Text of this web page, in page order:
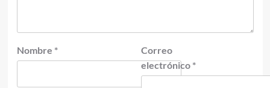
Nombre *
Correo
electrónico *